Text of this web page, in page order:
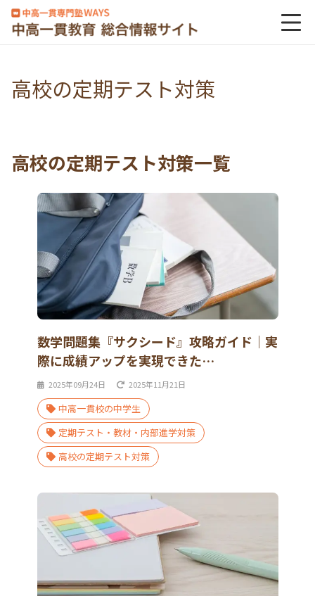
高校の定期テスト対策
高校の定期テスト対策一覧
数学問題集『サクシード』攻略ガイド｜実
際に成績アップを実現できた…
2025年09月24日 2025年11月21日
中高一貫校の中学生
定期テスト・教材・内部進学対策
高校の定期テスト対策